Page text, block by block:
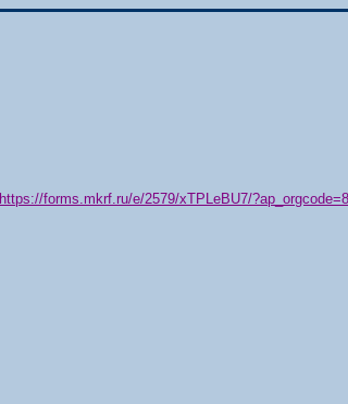
https://forms.mkrf.ru/e/2579/xTPLeBU7/